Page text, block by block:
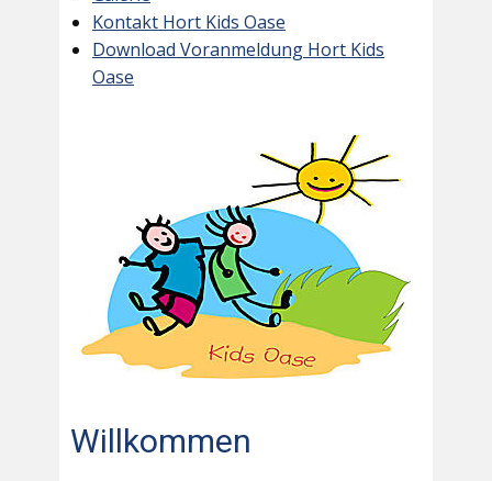
Kontakt Hort Kids Oase
Download Voranmeldung Hort Kids
Oase
Willkommen